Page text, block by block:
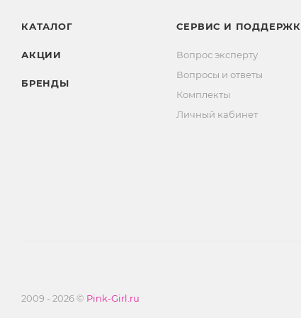
КАТАЛОГ
АКЦИИ
БРЕНДЫ
СЕРВИС И
Вопрос эксперту
Вопросы и ответы
Комплекты
Личный кабинет
2009 - 2026 © Pink-Girl.ru